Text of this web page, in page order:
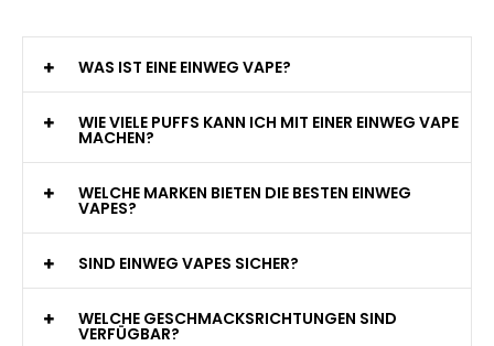
WAS IST EINE EINWEG VAPE?
WIE VIELE PUFFS KANN ICH MIT EINER EINWEG VAPE
MACHEN?
WELCHE MARKEN BIETEN DIE BESTEN EINWEG
VAPES?
SIND EINWEG VAPES SICHER?
WELCHE GESCHMACKSRICHTUNGEN SIND
VERFÜGBAR?